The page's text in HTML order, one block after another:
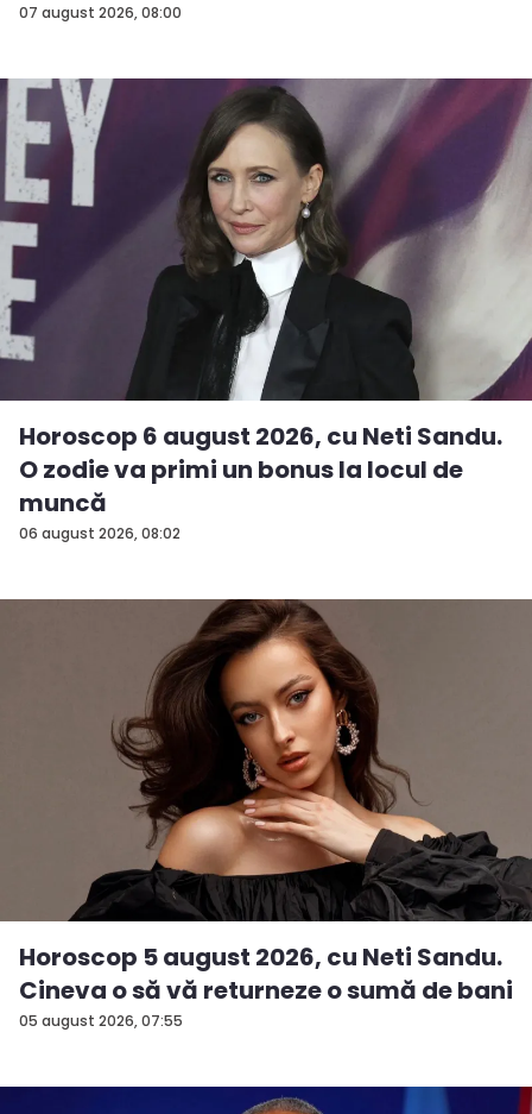
07 august 2026, 08:00
06 august 2026, 08:02
Horoscop 6 august 2026, cu Neti Sandu.
O zodie va primi un bonus la locul de
muncă
05 august 2026, 07:55
Horoscop 5 august 2026, cu Neti Sandu.
Cineva o să vă returneze o sumă de bani